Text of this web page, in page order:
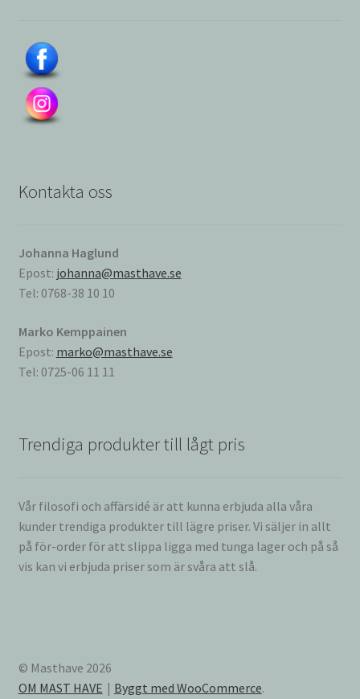
Kontakta oss
Johanna Haglund
Epost: johanna@masthave.se
Tel: 0768-38 10 10
Marko Kemppainen
Epost: marko@masthave.se
Tel: 0725-06 11 11
Trendiga produkter till lågt pris
Vår filosofi och affärsidé är att kunna erbjuda alla våra
kunder trendiga produkter till lägre priser. Vi säljer in allt
på för-order för att slippa ligga med tunga lager och på så
vis kan vi erbjuda priser som är svåra att slå.
© Masthave 2026
OM MAST HAVE
Byggt med WooCommerce.